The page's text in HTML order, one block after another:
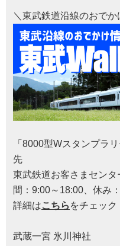
＼東武鉄道沿線のおで
「8000型Wスタンプラ
先
東武鉄道お客さまセン
間：9:00～18:00、休み
詳細はこちら をチェック
武蔵一宮 氷川神社